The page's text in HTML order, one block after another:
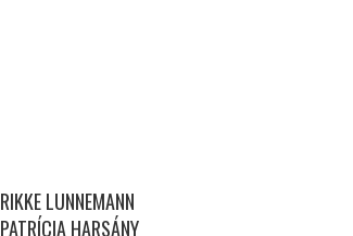
RIKKE LUNNEMANN
PATRÍCIA HARSÁNY